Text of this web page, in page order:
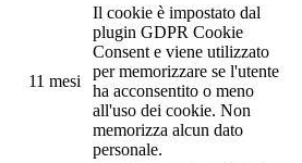
11 mesi
Il cookie è impostato dal
plugin GDPR Cookie
Consent e viene utilizzato
per memorizzare se l'utente
ha acconsentito o meno
all'uso dei cookie. Non
memorizza alcun dato
personale.